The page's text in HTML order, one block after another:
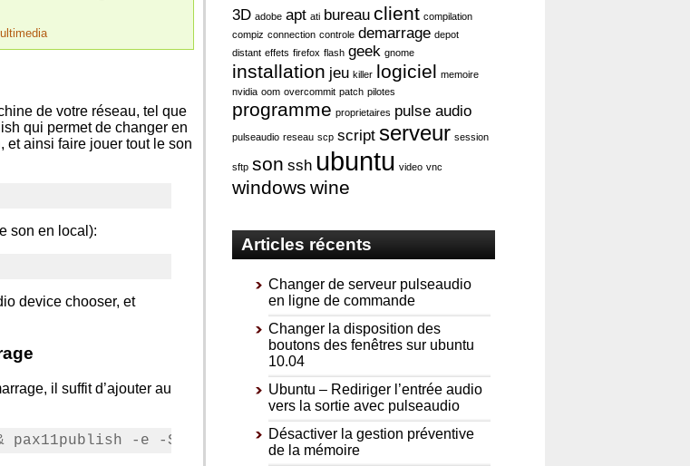
de votre réseau, tel que
qui permet de changer en
et ainsi faire jouer tout le son
son en local):
device chooser, et
il suffit d’ajouter au
3D adobe apt ati bureau client compilation
compiz connection controle demarrage depot
distant effets firefox flash geek gnome
installation jeu killer logiciel memoire
nvidia oom overcommit patch pilotes
programme proprietaires pulse audio
pulseaudio reseau scp script serveur session
sftp son ssh ubuntu video vnc
windows wine
Articles récents
Changer de serveur pulseaudio
en ligne de commande
Changer la disposition des
boutons des fenêtres sur ubuntu
10.04
Ubuntu – Rediriger l’entrée audio
vers la sortie avec pulseaudio
Désactiver la gestion préventive
de la mémoire